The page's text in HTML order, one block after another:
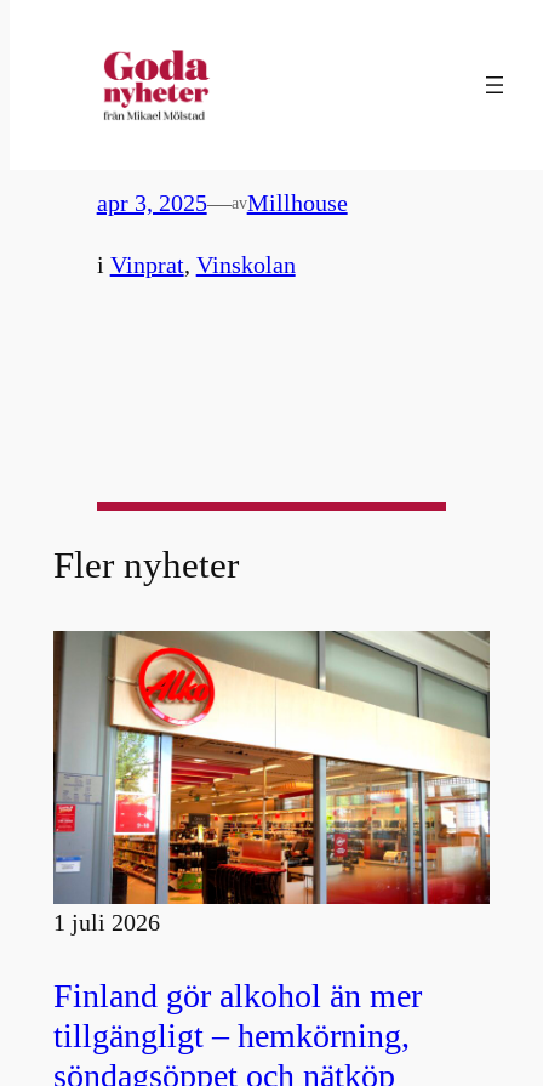
99. Gamla vinrankor
apr 3, 2025—avMillhouse
i Vinprat, Vinskolan
Fler nyheter
1 juli 2026
Finland gör alkohol än mer
tillgängligt – hemkörning,
söndagsöppet och nätköp